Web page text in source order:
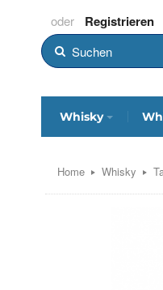
Registrieren
Whisky
Home Whisky